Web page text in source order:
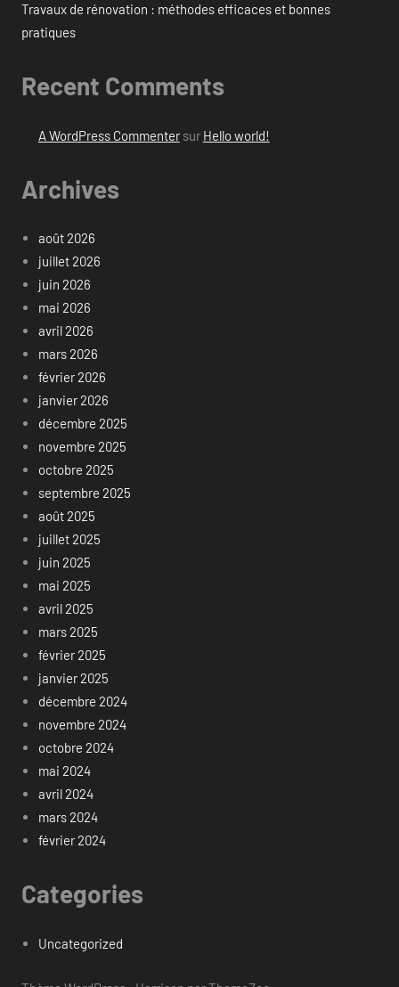
Travaux de rénovation : méthodes efficaces et bonnes
pratiques
Recent Comments
A WordPress Commentersur Hello world!
Archives
août 2026
juillet 2026
juin 2026
mai 2026
avril 2026
mars 2026
février 2026
janvier 2026
décembre 2025
novembre 2025
octobre 2025
septembre 2025
août 2025
juillet 2025
juin 2025
mai 2025
avril 2025
mars 2025
février 2025
janvier 2025
décembre 2024
novembre 2024
octobre 2024
mai 2024
avril 2024
mars 2024
février 2024
Categories
Uncategorized